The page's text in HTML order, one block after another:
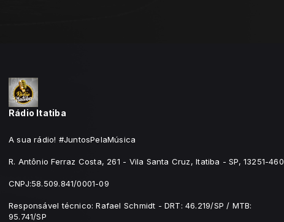
Rádio Itatiba
A sua rádio! #JuntosPelaMúsica
R. Antônio Ferraz Costa, 261 - Vila Santa Cruz, Itatiba - SP, 13251-460
CNPJ:58.509.841/0001-09
Responsável técnico: Rafael Schmidt - DRT: 46.219/SP / MTB:
95.741/SP